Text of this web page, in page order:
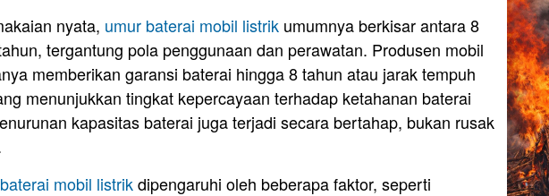
nyata, umur baterai mobil listrik umumnya berkisar antara 8
tergantung pola penggunaan dan perawatan. Produsen mobil
memberikan garansi baterai hingga 8 tahun atau jarak tempuh
menunjukkan tingkat kepercayaan terhadap ketahanan baterai
kapasitas baterai juga terjadi secara bertahap, bukan rusak
baterai mobil listrikdipengaruhi oleh beberapa faktor, seperti